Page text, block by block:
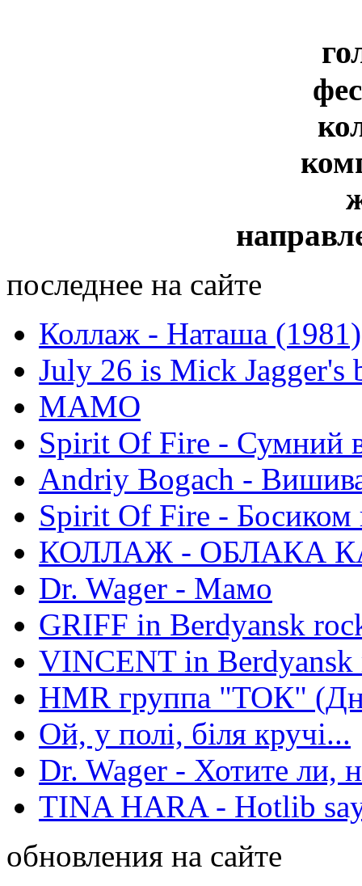
последнее на сайте
Коллаж - Наташа (1981)
July 26 is Mick Jagger's
МАМО
Spirit Of Fire - Сумний
Andriy Bogach -
Spirit Of Fire - Босиком
КОЛЛАЖ - ОБЛАКА
Dr. Wager - Мамо
GRIFF in Berdyansk
VINCENT in
HMR группа "ТОК"
Ой, у полі, біля кручі...
Dr. Wager - Хотите ли,
TINA HARA - Hotlib
обновления на сайте